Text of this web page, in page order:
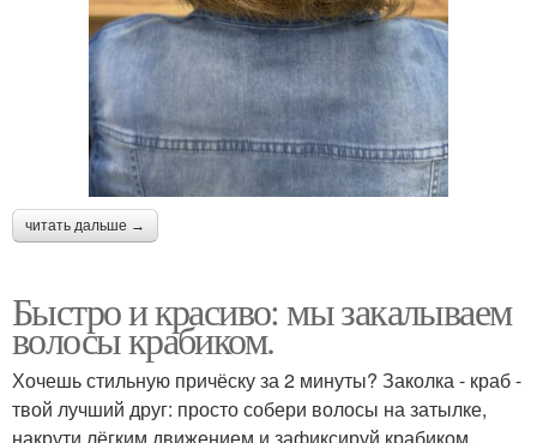
читать дальше →
Быстро и красиво: мы закалываем
волосы крабиком.
Хочешь стильную причёску за 2 минуты? Заколка - краб -
твой лучший друг: просто собери волосы на затылке,